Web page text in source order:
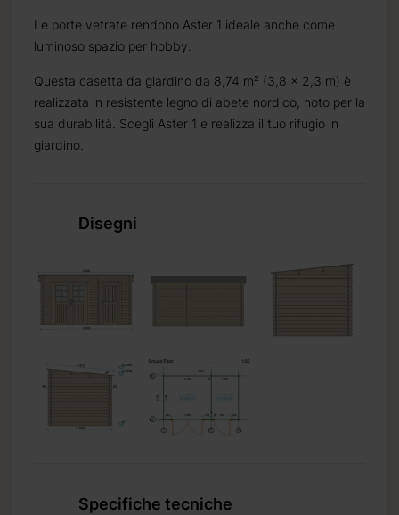
Le porte vetrate rendono Aster 1 ideale anche come
luminoso spazio per hobby.
Questa casetta da giardino da 8,74 m² (3,8 x 2,3 m) è
realizzata in resistente legno di abete nordico, noto per la
sua durabilità. Scegli Aster 1 e realizza il tuo rifugio in
giardino.
Disegni
Specifiche tecniche